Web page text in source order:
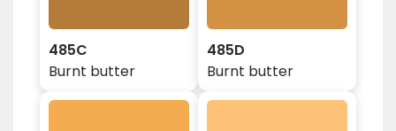
485C
Burnt butter
485D
Burnt butter